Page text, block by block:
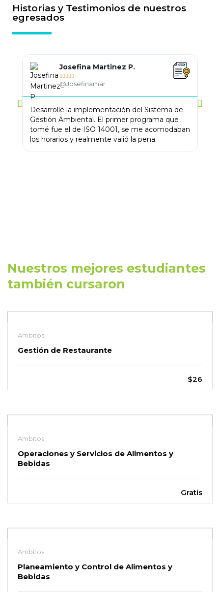
Historias y Testimonios de nuestros
egresados
Josefina Martinez P.

@Josefinamar
Desarrollé la implementación del Sistema de
Gestión Ambiental. El primer programa que
tomé fue el de ISO 14001, se me acomodaban
los horarios y realmente valió la pena.
Nuestros mejores estudiantes
también cursaron
Ambitos
Gestión de Restaurante
$26
Ambitos
Operaciones y Servicios de Alimentos y
Bebidas
Gratis
Ambitos
Planeamiento y Control de Alimentos y
Bebidas